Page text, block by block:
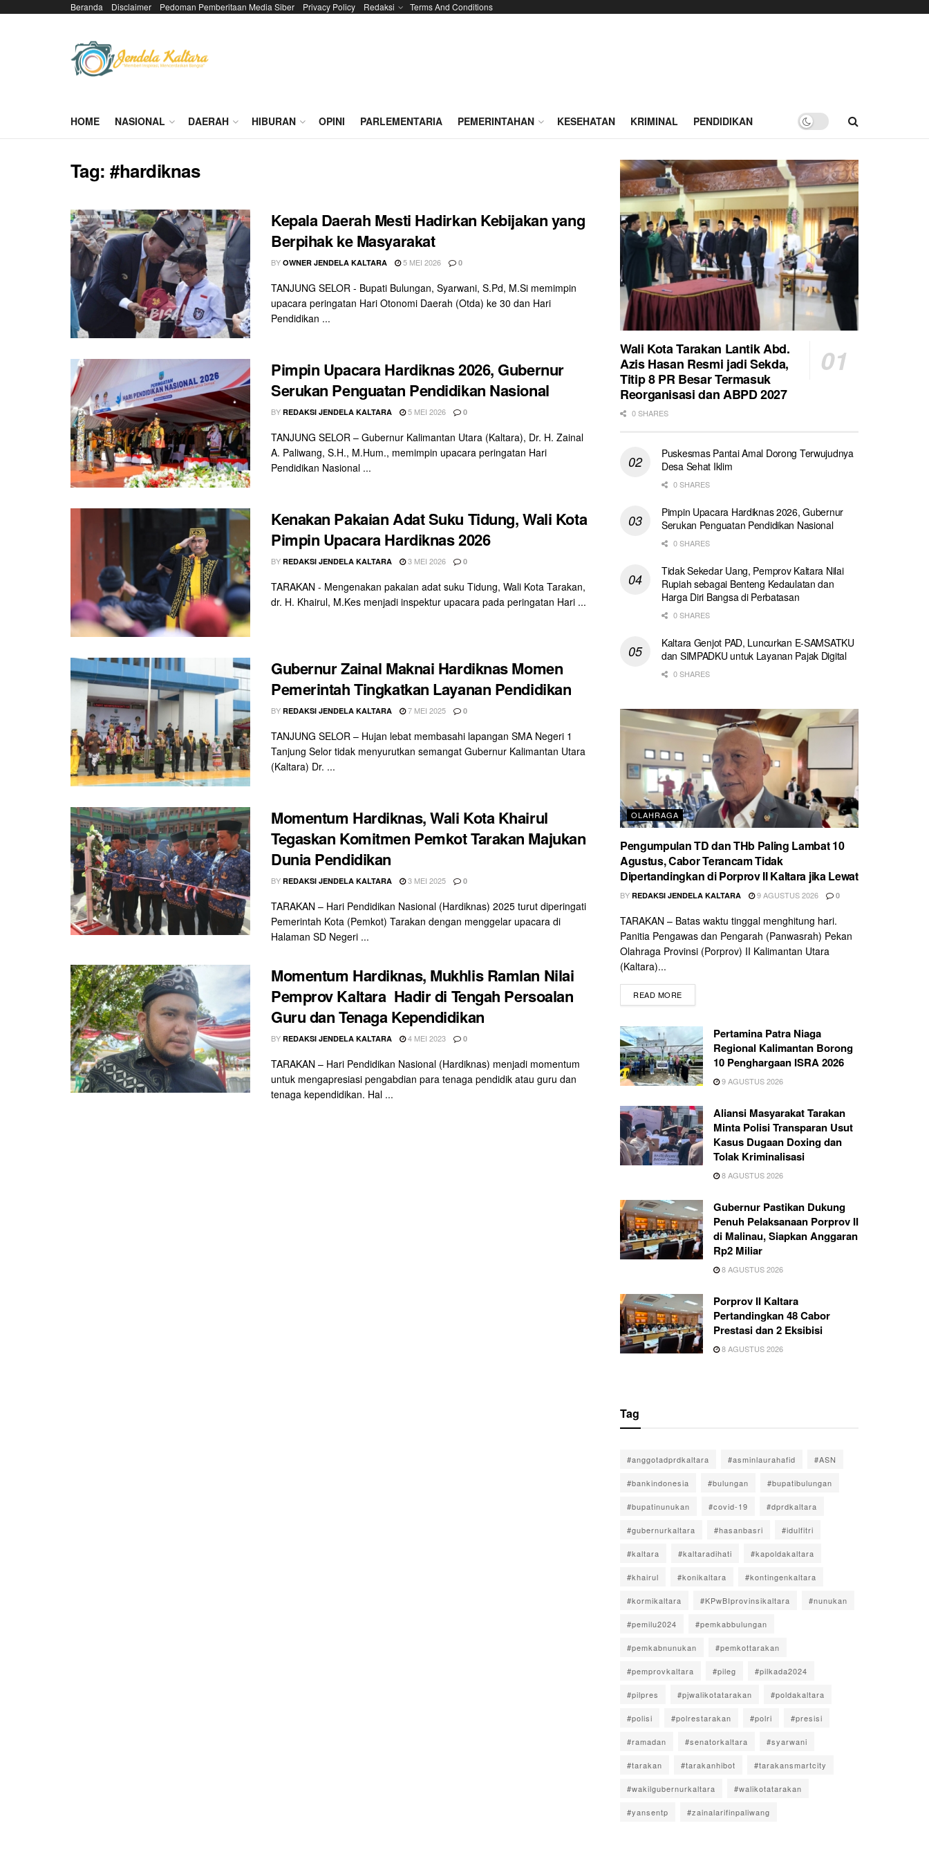
Beranda Disclaimer Pedoman Pemberitaan Media Siber Privacy Policy Redaksi Terms And Conditions
HOME NASIONAL DAERAH HIBURAN OPINI PARLEMENTARIA PEMERINTAHAN KESEHATAN KRIMINAL PENDIDIKAN
Tag:#hardiknas
Kepala Daerah Mesti Hadirkan Kebijakan yang
Berpihak ke Masyarakat
BY OWNER JENDELA KALTARA 5 MEI 2026 0
TANJUNG SELOR - Bupati Bulungan, Syarwani, S.Pd, M.Si memimpin
upacara peringatan Hari Otonomi Daerah (Otda) ke 30 dan Hari
Pendidikan ...
Pimpin Upacara Hardiknas 2026, Gubernur
Serukan Penguatan Pendidikan Nasional
BY REDAKSI JENDELA KALTARA 5 MEI 2026 0
TANJUNG SELOR – Gubernur Kalimantan Utara (Kaltara), Dr. H. Zainal
A. Paliwang, S.H., M.Hum., memimpin upacara peringatan Hari
Pendidikan Nasional ...
Kenakan Pakaian Adat Suku Tidung, Wali Kota
Pimpin Upacara Hardiknas 2026
BY REDAKSI JENDELA KALTARA 3 MEI 2026 0
TARAKAN - Mengenakan pakaian adat suku Tidung, Wali Kota Tarakan,
dr. H. Khairul, M.Kes menjadi inspektur upacara pada peringatan Hari ...
Gubernur Zainal Maknai Hardiknas Momen
Pemerintah Tingkatkan Layanan Pendidikan
BY REDAKSI JENDELA KALTARA 7 MEI 2025 0
TANJUNG SELOR – Hujan lebat membasahi lapangan SMA Negeri 1
Tanjung Selor tidak menyurutkan semangat Gubernur Kalimantan Utara
(Kaltara) Dr. ...
Momentum Hardiknas, Wali Kota Khairul
Tegaskan Komitmen Pemkot Tarakan Majukan
Dunia Pendidikan
BY REDAKSI JENDELA KALTARA 3 MEI 2025 0
TARAKAN – Hari Pendidikan Nasional (Hardiknas) 2025 turut diperingati
Pemerintah Kota (Pemkot) Tarakan dengan menggelar upacara di
Halaman SD Negeri ...
Momentum Hardiknas, Mukhlis Ramlan Nilai
Pemprov Kaltara Hadir di Tengah Persoalan
Guru dan Tenaga Kependidikan
BY REDAKSI JENDELA KALTARA 4 MEI 2023 0
TARAKAN – Hari Pendidikan Nasional (Hardiknas) menjadi momentum
untuk mengapresiasi pengabdian para tenaga pendidik atau guru dan
tenaga kependidikan. Hal ...
Wali Kota Tarakan Lantik Abd.
Azis Hasan Resmi jadi Sekda,
Titip 8 PR Besar Termasuk
Reorganisasi dan ABPD 2027
0 SHARES
Puskesmas Pantai Amal Dorong Terwujudnya
Desa Sehat Iklim
0 SHARES
Pimpin Upacara Hardiknas 2026, Gubernur
Serukan Penguatan Pendidikan Nasional
0 SHARES
Tidak Sekedar Uang, Pemprov Kaltara Nilai
Rupiah sebagai Benteng Kedaulatan dan
Harga Diri Bangsa di Perbatasan
0 SHARES
Kaltara Genjot PAD, Luncurkan E-SAMSATKU
dan SIMPADKU untuk Layanan Pajak Digital
0 SHARES
OLAHRAGA
Pengumpulan TD dan THb Paling Lambat 10
Agustus, Cabor Terancam Tidak
Dipertandingkan di Porprov II Kaltara jika Lewat
BY REDAKSI JENDELA KALTARA 9 AGUSTUS 2026 0
TARAKAN – Batas waktu tinggal menghitung hari.
Panitia Pengawas dan Pengarah (Panwasrah) Pekan
Olahraga Provinsi (Porprov) II Kalimantan Utara
(Kaltara)...
READ MORE
Pertamina Patra Niaga
Regional Kalimantan Borong
10 Penghargaan ISRA 2026
9 AGUSTUS 2026
Aliansi Masyarakat Tarakan
Minta Polisi Transparan Usut
Kasus Dugaan Doxing dan
Tolak Kriminalisasi
8 AGUSTUS 2026
Gubernur Pastikan Dukung
Penuh Pelaksanaan Porprov II
di Malinau, Siapkan Anggaran
Rp2 Miliar
8 AGUSTUS 2026
Porprov II Kaltara
Pertandingkan 48 Cabor
Prestasi dan 2 Eksibisi
8 AGUSTUS 2026
Tag
#anggotadprdkaltara #asminlaurahafid #ASN
#bankindonesia #bulungan #bupatibulungan
#bupatinunukan #covid-19 #dprdkaltara
#gubernurkaltara #hasanbasri #idulfitri
#kaltara #kaltaradihati #kapoldakaltara
#khairul #konikaltara #kontingenkaltara
#kormikaltara #KPwBIprovinsikaltara #nunukan
#pemilu2024 #pemkabbulungan
#pemkabnunukan #pemkottarakan
#pemprovkaltara #pileg #pilkada2024
#pilpres #pjwalikotatarakan #poldakaltara
#polisi #polrestarakan #polri #presisi
#ramadan #senatorkaltara #syarwani
#tarakan #tarakanhibot #tarakansmartcity
#wakilgubernurkaltara #walikotatarakan
#yansentp #zainalarifinpaliwang